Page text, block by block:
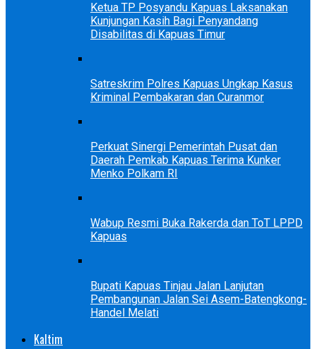
Ketua TP Posyandu Kapuas Laksanakan
Kunjungan Kasih Bagi Penyandang
Disabilitas di Kapuas Timur
Satreskrim Polres Kapuas Ungkap Kasus
Kriminal Pembakaran dan Curanmor
Perkuat Sinergi Pemerintah Pusat dan
Daerah Pemkab Kapuas Terima Kunker
Menko Polkam RI
Wabup Resmi Buka Rakerda dan ToT LPPD
Kapuas
Bupati Kapuas Tinjau Jalan Lanjutan
Pembangunan Jalan Sei Asem-Batengkong-
Handel Melati
Kaltim